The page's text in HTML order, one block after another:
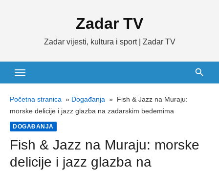
Zadar TV
Zadar vijesti, kultura i sport | Zadar TV
Početna stranica » Događanja » Fish & Jazz na Muraju:
morske delicije i jazz glazba na zadarskim bedemima
DOGAĐANJA
Fish & Jazz na Muraju: morske
delicije i jazz glazba na